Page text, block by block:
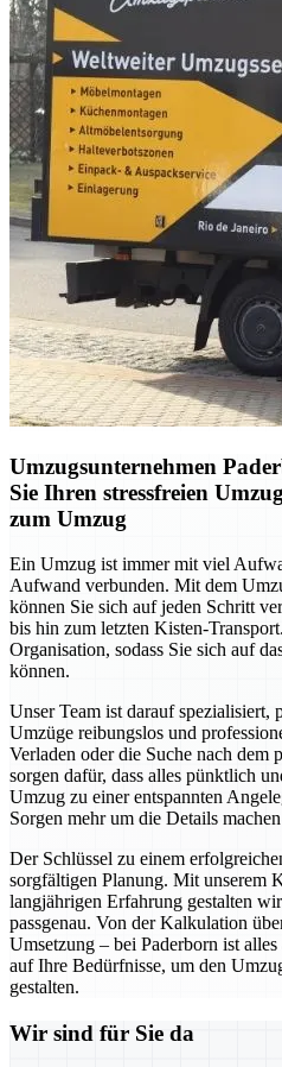
Umzugsunternehmen
Sie Ihren stressfreien
zum Umzug
Ein Umzug ist immer mit viel
Aufwand verbunden. Mit dem
können Sie sich auf jeden Schritt
bis hin zum letzten Kisten-
Organisation, sodass Sie sich auf
können.
Unser Team ist darauf spezialisiert,
Umzüge reibungslos und
Verladen oder die Suche nach dem
sorgen dafür, dass alles pünktlich
Umzug zu einer entspannten
Sorgen mehr um die Details
Der Schlüssel zu einem
sorgfältigen Planung. Mit unserem
langjährigen Erfahrung gestalten
passgenau. Von der Kalkulation
Umsetzung – bei Paderborn ist
auf Ihre Bedürfnisse, um den
gestalten.
Wir sind für Sie da